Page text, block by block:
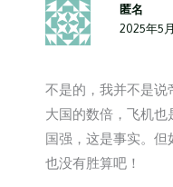
匿名
2025年5
不是的，我并不是说
大国的数倍，飞机
国强，这是事实。但
也没有胜算吧！